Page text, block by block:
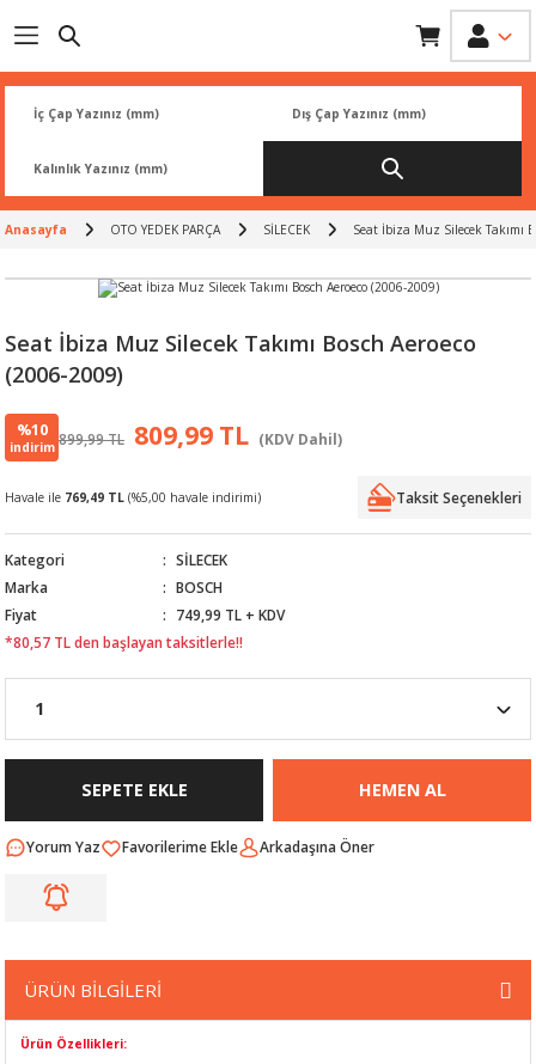
ÜRÜNLERİ
Anasayfa OTO YEDEK PARÇA SİLECEK Seat İbiza Muz Silecek Takımı
Seat İbiza Muz Silecek Takımı Bosch Aeroeco
(2006-2009)
%10
indirim 899,99 TL 809,99 TL (KDV Dahil)
Havale ile 769,49 TL (%5,00 havale indirimi) Taksit Seçenekleri
Kategori
SİLECEK
Marka
BOSCH
Fiyat
749,99 TL + KDV
*80,57 TL den başlayan taksitlerle!!
SEPETE EKLE HEMEN AL
Yorum Yaz Arkadaşına Öner
ÜRÜN BİLGİLERİ
Ürün Özellikleri: